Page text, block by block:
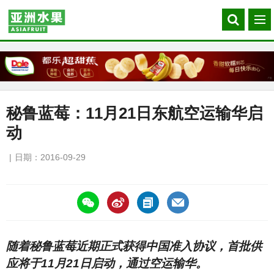
Search
our
菜
单
秘鲁蓝莓：11月21日东航空运输华启
动
日期：2016-09-29
https://asiafruitchina.net/15693.html
随着秘鲁蓝莓近期正式获得中国准入协议，首批供
应将于11月21日启动，通过空运输华。